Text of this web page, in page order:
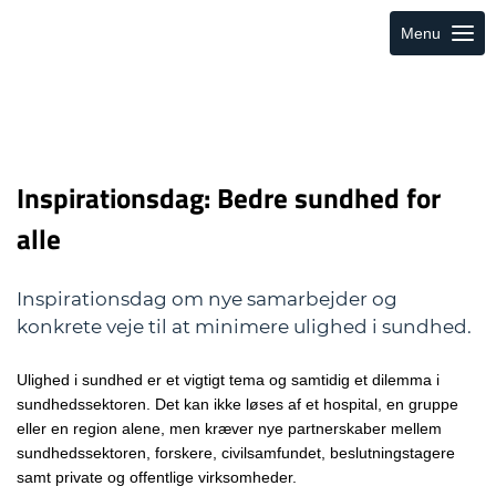
Menu
Inspirationsdag: Bedre sundhed for
alle
Inspirationsdag om nye samarbejder og
konkrete veje til at minimere ulighed i sundhed.
Ulighed i sundhed er et vigtigt tema og samtidig et dilemma i
sundhedssektoren. Det kan ikke løses af et hospital, en gruppe
eller en region alene, men kræver nye partnerskaber mellem
sundhedssektoren, forskere, civilsamfundet, beslutningstagere
samt private og offentlige virksomheder.